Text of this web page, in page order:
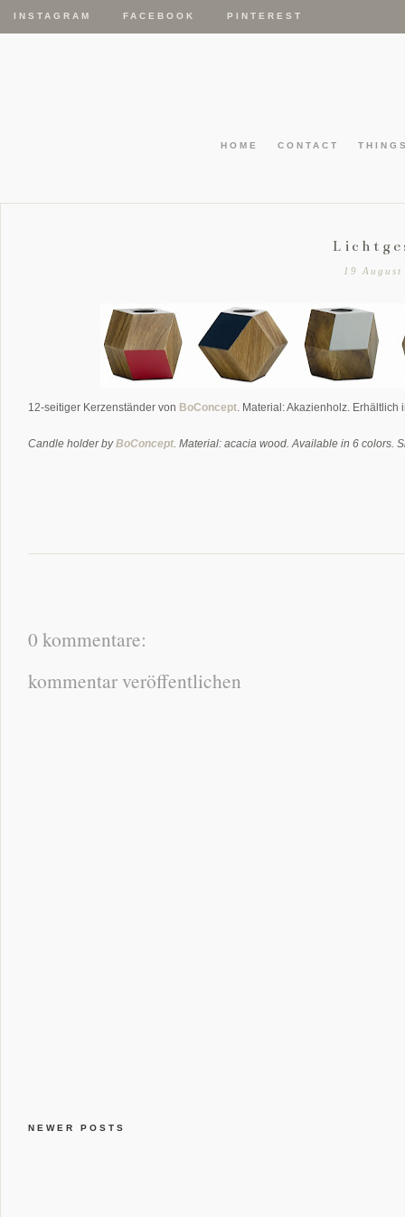
INSTAGRAM FACEBOOK PINTEREST
HOME CONTACT
19
12-seitiger Kerzenständer von BoConcept . Material: Akazienholz.
Candle holder byBoConcept. Material: acacia wood. Available in 6 colors.
0 kommentare:
kommentar veröffentlichen
NEWER POSTS